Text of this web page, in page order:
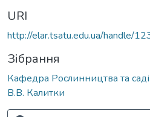
URI
http://elar.tsatu.edu.ua/handle/
Зібрання
Кафедра Рослинництва та
В.В. Калитки